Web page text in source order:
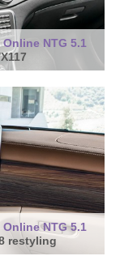
NTG 5.1
NTG 5.1
restyling